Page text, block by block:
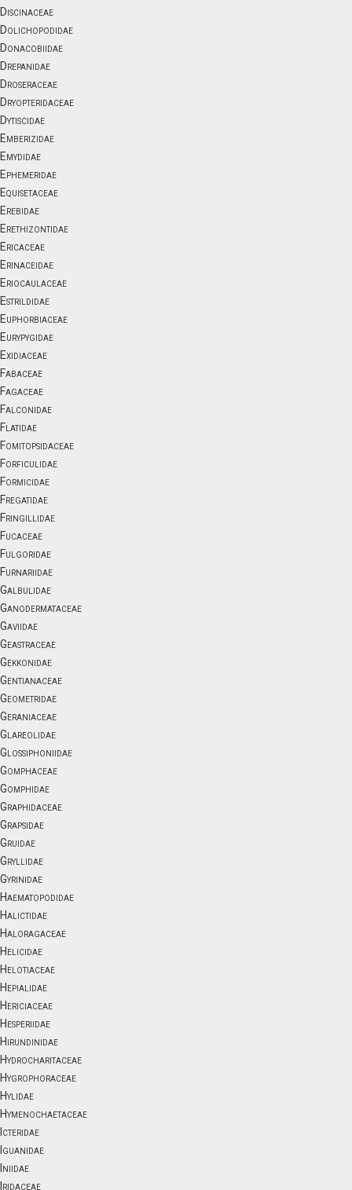
Discinaceae
Dolichopodidae
Donacobiidae
Drepanidae
Droseraceae
Dryopteridaceae
Dytiscidae
Emberizidae
Emydidae
Ephemeridae
Equisetaceae
Erebidae
Erethizontidae
Ericaceae
Erinaceidae
Eriocaulaceae
Estrildidae
Euphorbiaceae
Eurypygidae
Exidiaceae
Fabaceae
Fagaceae
Falconidae
Flatidae
Fomitopsidaceae
Forficulidae
Formicidae
Fregatidae
Fringillidae
Fucaceae
Fulgoridae
Furnariidae
Galbulidae
Ganodermataceae
Gaviidae
Geastraceae
Gekkonidae
Gentianaceae
Geometridae
Geraniaceae
Glareolidae
Glossiphoniidae
Gomphaceae
Gomphidae
Graphidaceae
Grapsidae
Gruidae
Gryllidae
Gyrinidae
Haematopodidae
Halictidae
Haloragaceae
Helicidae
Helotiaceae
Hepialidae
Hericiaceae
Hesperiidae
Hirundinidae
Hydrocharitaceae
Hygrophoraceae
Hylidae
Hymenochaetaceae
Icteridae
Iguanidae
Iniidae
Iridaceae